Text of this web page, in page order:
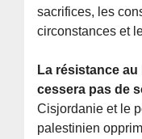
sacrifices, les
circonstances et
La résistance
cessera pas de
Cisjordanie et le
palestinien